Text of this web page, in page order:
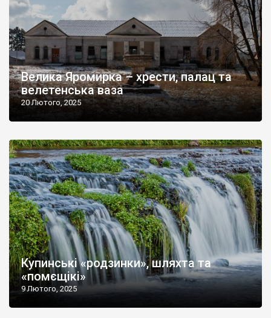
Велика Яромирка – хрести, палац та
велетенська ваза
20 Лютого, 2025
Купинські «родзинки», шляхта та
«помєщікі»
9 Лютого, 2025